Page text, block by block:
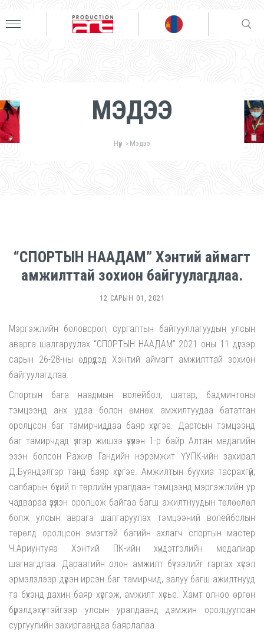
МЭДЭЭ
Нүүр > Мэдээ
“СПОРТЫН НААДАМ” Хэнтий аймагт
амжилттай зохион байгуулагдлаа.
12 САРЫН 01, 2021
Мэргэжлийн боловсрол, сургалтын байгууллагуудын улсын
аварга шалгаруулах “СПОРТЫН НААДАМ” 2021 оны 11 дүгээр
сарын 26-28-ны өдрүүдэд Хэнтий аймагт амжилттай зохион
байгуулагдлаа.
Спортын бага наадмын волейбол, шатар, бадминтоны
тэмцээнд анх удаа болон өмнөх амжилтуудаа бататган
оролцсон баг тамирчиддаа баяр хүргэе. Дартсын тэмцээнд
баг тамирчдад үлгэр жишээ үзүүлэн 1-р байр Алтан медалийн
эзэн болсон Ражив Гандийн нэрэмжит ҮУПК-ийн захирал
Д.Буяндэлгэр танд баяр хүргэе. Амжилтын буухиа тасрахгүй,
салбарын бүхий л төрлийн уралдаан тэмцээнд мэргэжлийн ур
чадвараа үзүүлэн оролцож байгаа багш ажилтнуудын төлөөлөл
болж улсын аврага шалгаруулах тэмцээний волейболын
төрөлд оролцсон эмэгтэй багийн ахлагч спортын мастер
Ч.Ариунтуяа Хэнтий ПК-ийн хүндэтгэлийн медалиар
шагнагдлаа. Дараагийн олон амжилт бүтээлийг гаргах хүсэл
эрмэлзлээр дүүрэн ирсэн баг тамирчид, залуу багш ажилтнууд
та бүхэнд дахин баяр хүргэж, амжилт хүсье. Хамт олноо өргөн
бүрэлдэхүүнтэйгээр улсын уралдаанд дэмжин оролцуулсан
сургуулийн захиргаандаа баярлалаа.